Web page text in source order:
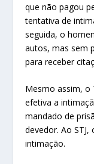
que não pagou
tentativa de
seguida, o
autos, mas sem
para receber
Mesmo assim, o
efetiva a
mandado de
devedor. Ao
intimação.